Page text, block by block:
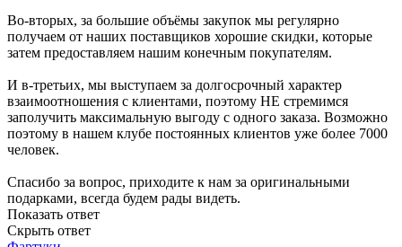
Во-вторых, за большие объёмы закупок мы регулярно
получаем от наших поставщиков хорошие скидки, которые
затем предоставляем нашим конечным покупателям.
И в-третьих, мы выступаем за долгосрочный характер
взаимоотношения с клиентами, поэтому НЕ стремимся
заполучить максимальную выгоду с одного заказа. Возможно
поэтому в нашем клубе постоянных клиентов уже более 7000
человек.
Спасибо за вопрос, приходите к нам за оригинальными
подарками, всегда будем рады видеть.
Показать ответ
Скрыть ответ